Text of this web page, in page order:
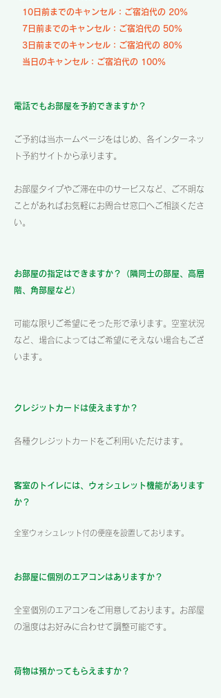
10日前までのキャンセル：ご宿泊代の 20%
7日前までのキャンセル：ご宿泊代の 50%
3日前までのキャンセル：ご宿泊代の 80%
当日のキャンセル：ご宿泊代の 100%
電話でもお部屋を予約できますか？
ご予約は当ホームページをはじめ、各インターネッ
ト予約サイトから承ります。
お部屋タイプやご滞在中のサービスなど、ご不明な
ことがあればお気軽にお問合せ窓口へご相談くださ
い。
お部屋の指定はできますか？（隣同士の部屋、高層
階、角部屋など）
可能な限りご希望にそった形で承ります。空室状況
など、場合によってはご希望にそえない場合もござ
います。
クレジットカードは使えますか？
各種クレジットカードをご利用いただけます。
客室のトイレには、ウォシュレット機能があります
か？
全室ウォシュレット付の便座を設置しております。
お部屋に個別のエアコンはありますか？
全室個別のエアコンをご用意しております。お部屋
の温度はお好みに合わせて調整可能です。
荷物は預かってもらえますか？